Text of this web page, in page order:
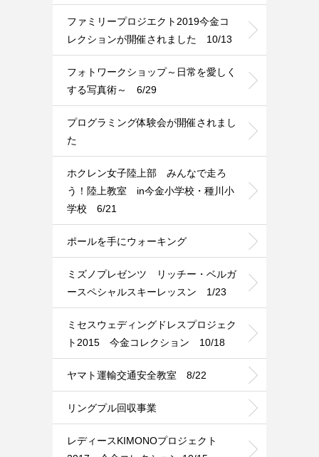
ファミリープロジエクト2019今金コ
レクションが開催されました 10/13
フォトワークショップ～日常を愛しく
する写真術～ 6/29
プログラミング体験会が開催されまし
た
ホクレン女子陸上部 みんなで走ろ
う！陸上教室 in今金小学校・種川小
学校 6/21
ポールを手にウォーキング
ミズノプレゼンツ リッチー・ベルガ
ースペシャルスキーレッスン 1/23
ミセスウェディングドレスプロジェク
ト2015 今金コレクション 10/18
ヤマト運輸交通安全教室 8/22
リングプル回収事業
レディースKIMONOプロジェクト